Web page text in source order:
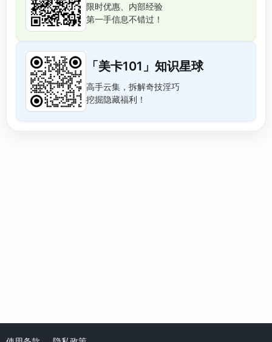
限时优惠、内部经验
第一手信息不错过！
「美卡101」知识星球
高手云集，拆解奇技淫巧
挖掘隐藏福利！